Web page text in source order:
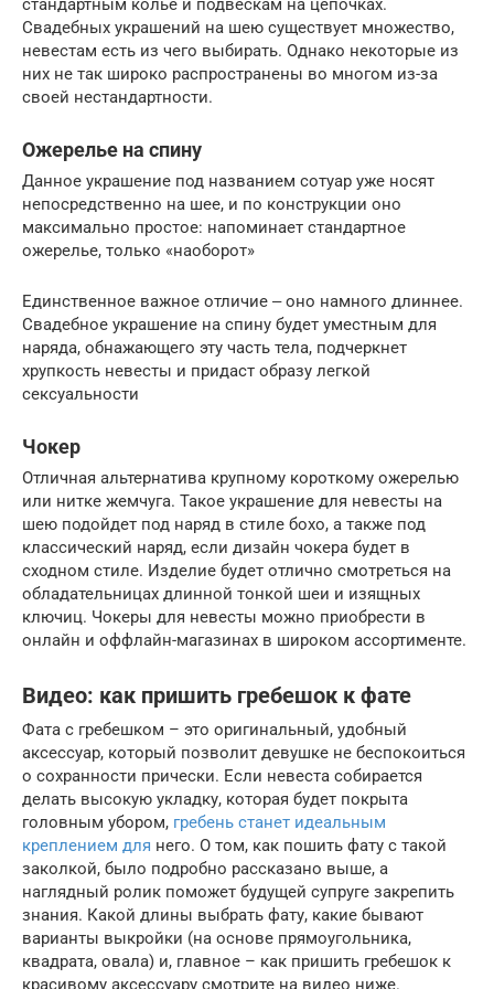
стандартным колье и подвескам на цепочках.
Свадебных украшений на шею существует множество,
невестам есть из чего выбирать. Однако некоторые из
них не так широко распространены во многом из-за
своей нестандартности.
Ожерелье на спину
Данное украшение под названием сотуар уже носят
непосредственно на шее, и по конструкции оно
максимально простое: напоминает стандартное
ожерелье, только «наоборот»
Единственное важное отличие ‒ оно намного длиннее.
Свадебное украшение на спину будет уместным для
наряда, обнажающего эту часть тела, подчеркнет
хрупкость невесты и придаст образу легкой
сексуальности
Чокер
Отличная альтернатива крупному короткому ожерелью
или нитке жемчуга. Такое украшение для невесты на
шею подойдет под наряд в стиле бохо, а также под
классический наряд, если дизайн чокера будет в
сходном стиле. Изделие будет отлично смотреться на
обладательницах длинной тонкой шеи и изящных
ключиц. Чокеры для невесты можно приобрести в
онлайн и оффлайн-магазинах в широком ассортименте.
Видео: как пришить гребешок к фате
Фата с гребешком – это оригинальный, удобный
аксессуар, который позволит девушке не беспокоиться
о сохранности прически. Если невеста собирается
делать высокую укладку, которая будет покрыта
головным убором, гребень станет идеальным
креплением для него. О том, как пошить фату с такой
заколкой, было подробно рассказано выше, а
наглядный ролик поможет будущей супруге закрепить
знания. Какой длины выбрать фату, какие бывают
варианты выкройки (на основе прямоугольника,
квадрата, овала) и, главное – как пришить гребешок к
красивому аксессуару смотрите на видео ниже.